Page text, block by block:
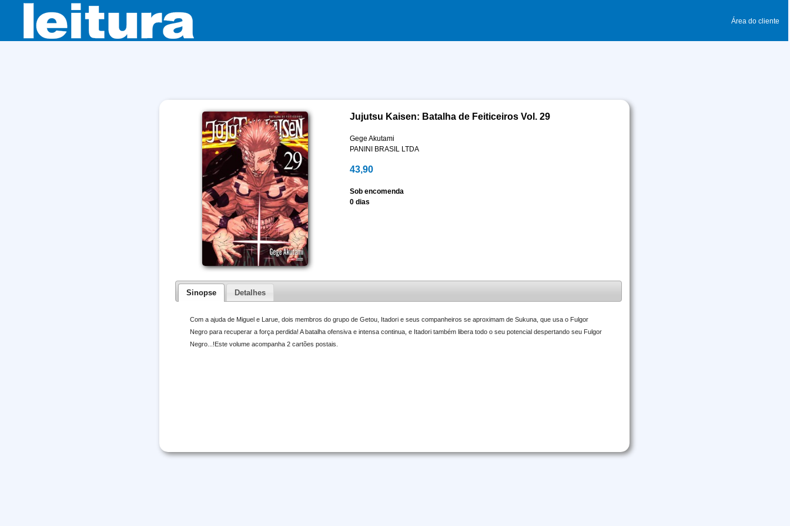
Área do cliente
Jujutsu Kaisen: Batalha de Feiticeiros Vol. 29
Gege Akutami
PANINI BRASIL LTDA
43,90
Sob encomenda
0 dias
Sinopse Detalhes
Com a ajuda de Miguel e Larue, dois membros do grupo de Getou, Itadori e seus companheiros se aproximam de Sukuna, que usa o Fulgor
Negro para recuperar a força perdida! A batalha ofensiva e intensa continua, e Itadori também libera todo o seu potencial despertando seu Fulgor
Negro...!Este volume acompanha 2 cartões postais.